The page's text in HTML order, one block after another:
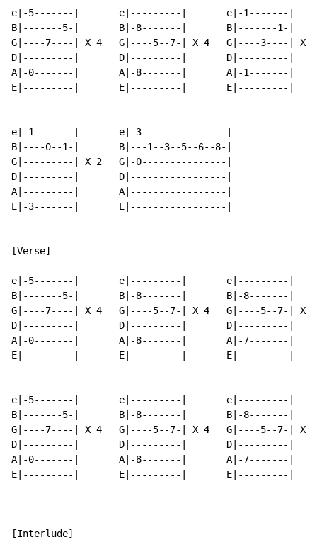
e|-5-------|       e|---------|       e|-1-------|
B|-------5-|       B|-8-------|       B|-------1-|
G|----7----| X 4   G|----5--7-| X 4   G|----3----|
D|---------|       D|---------|       D|---------|
A|-0-------|       A|-8-------|       A|-1-------|
E|---------|       E|---------|       E|---------|
e|-1-------|       e|-3---------------|
B|----0--1-|       B|---1--3--5--6--8-|
G|---------| X 2   G|-0---------------|
D|---------|       D|-----------------|
A|---------|       A|-----------------|
E|-3-------|       E|-----------------|
[Verse]
e|-5-------|       e|---------|       e|---------|
B|-------5-|       B|-8-------|       B|-8-------|
G|----7----| X 4   G|----5--7-| X 4   G|----5--7-|
D|---------|       D|---------|       D|---------|
A|-0-------|       A|-8-------|       A|-7-------|
E|---------|       E|---------|       E|---------|
e|-5-------|       e|---------|       e|---------|
B|-------5-|       B|-8-------|       B|-8-------|
G|----7----| X 4   G|----5--7-| X 4   G|----5--7-| X 4
D|---------|       D|---------|       D|---------|
A|-0-------|       A|-8-------|       A|-7-------|
E|---------|       E|---------|       E|---------|
[Interlude]